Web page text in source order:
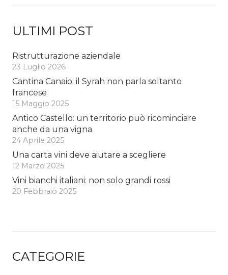
ULTIMI POST
Ristrutturazione aziendale
23 Luglio 2026
Cantina Canaio: il Syrah non parla soltanto
francese
15 Maggio 2025
Antico Castello: un territorio può ricominciare
anche da una vigna
24 Aprile 2025
Una carta vini deve aiutare a scegliere
12 Marzo 2025
Vini bianchi italiani: non solo grandi rossi
20 Febbraio 2025
CATEGORIE